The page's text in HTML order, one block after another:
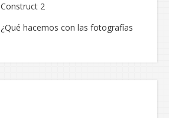
Construct 2
¿Qué hacemos con las fotografías